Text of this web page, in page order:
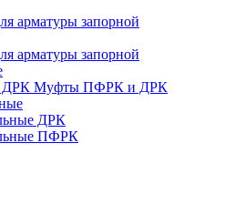
арматуры запорной
арматуры запорной
Муфты ПФРК и ДРК
ДРК
ПФРК